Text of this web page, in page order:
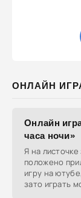
ОНЛАЙН
Онлайн
часа ночи»
Я на листочке
положено
игру на
зато играть